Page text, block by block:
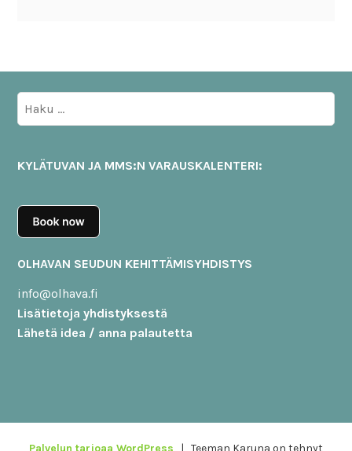
KYLÄTUVAN JA MMS:N VARAUSKALENTERI:
OLHAVAN SEUDUN KEHITTÄMISYHDISTYS
info@olhava.fi
Lisätietoja yhdistyksestä
Lähetä idea / anna palautetta